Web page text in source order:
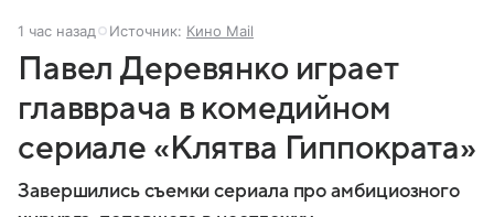
1 час назад Источник: Кино Mail
Павел Деревянко играет
главврача в комедийном
сериале «Клятва Гиппократа»
Завершились съемки сериала про амбициозного